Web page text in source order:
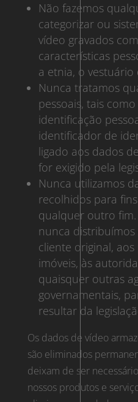
Não fazemos
categorizar ou
vídeo gravados
características
a etnia, o vestuário
Nunca tratamos
pessoais, tais
identificação
identificador de
ligado aos dados
for exigido pela
Nunca utilizamos
recolhidos para
qualquer outro
nunca distribuímos
cliente original,
imóveis, às
quaisquer outras
governamentais,
resultar da
Os dados de vídeo
são eliminados
deixam de ser
nossos produtos e